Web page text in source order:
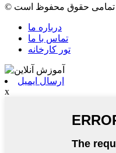
درباره ما
تماس با ما
تور کارخانه
ارسال ایمیل
x